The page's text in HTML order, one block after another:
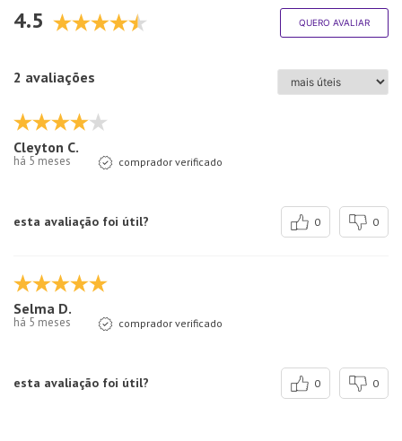
4.5
QUERO AVALIAR
2 avaliações
Cleyton C.
há 5 meses comprador verificado
esta avaliação foi útil? 0 0
Selma D.
há 5 meses comprador verificado
esta avaliação foi útil? 0 0